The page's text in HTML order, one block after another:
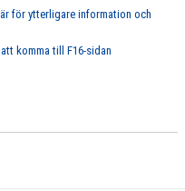
för ytterligare information och
komma till F16-sidan